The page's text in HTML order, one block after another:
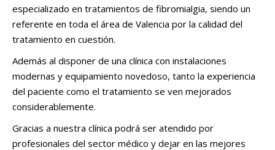
especializado en tratamientos de fibromialgia, siendo un
referente en toda el área de Valencia por la calidad del
tratamiento en cuestión.
Además al disponer de una clínica con instalaciones
modernas y equipamiento novedoso, tanto la experiencia
del paciente como el tratamiento se ven mejorados
considerablemente.
Gracias a nuestra clínica podrá ser atendido por
profesionales del sector médico y dejar en las mejores